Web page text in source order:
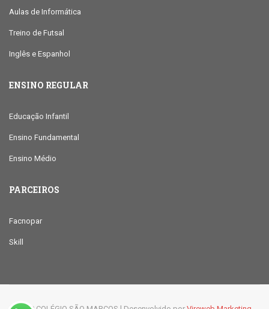
Aulas de Informática
Treino de Futsal
Inglês e Espanhol
ENSINO REGULAR
Educação Infantil
Ensino Fundamental
Ensino Médio
PARCEIROS
Facnopar
Skill